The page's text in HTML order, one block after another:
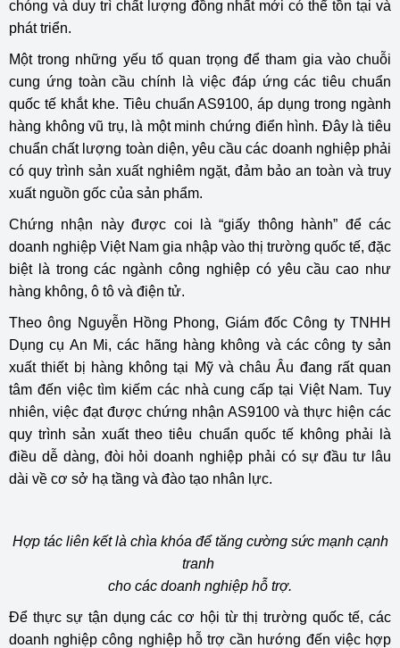
chóng và duy trì chất lượng đồng nhất mới có thể tồn tại và
phát triển.
Một trong những yếu tố quan trọng để tham gia vào chuỗi
cung ứng toàn cầu chính là việc đáp ứng các tiêu chuẩn
quốc tế khắt khe. Tiêu chuẩn AS9100, áp dụng trong ngành
hàng không vũ trụ, là một minh chứng điển hình. Đây là tiêu
chuẩn chất lượng toàn diện, yêu cầu các doanh nghiệp phải
có quy trình sản xuất nghiêm ngặt, đảm bảo an toàn và truy
xuất nguồn gốc của sản phẩm.
Chứng nhận này được coi là “giấy thông hành” để các
doanh nghiệp Việt Nam gia nhập vào thị trường quốc tế, đặc
biệt là trong các ngành công nghiệp có yêu cầu cao như
hàng không, ô tô và điện tử.
Theo ông Nguyễn Hồng Phong, Giám đốc Công ty TNHH
Dụng cụ An Mi, các hãng hàng không và các công ty sản
xuất thiết bị hàng không tại Mỹ và châu Âu đang rất quan
tâm đến việc tìm kiếm các nhà cung cấp tại Việt Nam. Tuy
nhiên, việc đạt được chứng nhận AS9100 và thực hiện các
quy trình sản xuất theo tiêu chuẩn quốc tế không phải là
điều dễ dàng, đòi hỏi doanh nghiệp phải có sự đầu tư lâu
dài về cơ sở hạ tầng và đào tạo nhân lực.
Hợp tác liên kết là chìa khóa để tăng cường sức mạnh cạnh
tranh
cho các doanh nghiệp hỗ trợ.
Để thực sự tận dụng các cơ hội từ thị trường quốc tế, các
doanh nghiệp công nghiệp hỗ trợ cần hướng đến việc hợp